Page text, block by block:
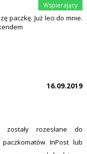
paczkę. Już leci do mnie.
16.09.2019
zostały rozesłane do
InPost lub